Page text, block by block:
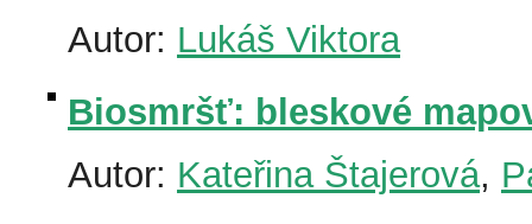
Autor: Lukáš Viktora
Biosmršť: bleskové
Autor: Kateřina Štajerová,